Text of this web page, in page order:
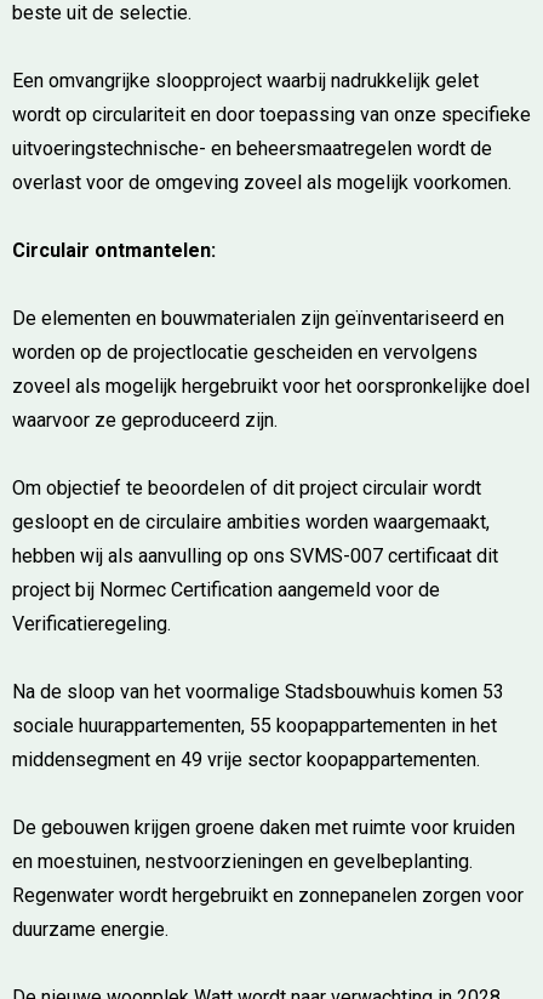
beste uit de selectie.
Een omvangrijke sloopproject waarbij nadrukkelijk gelet
wordt op circulariteit en door toepassing van onze specifieke
uitvoeringstechnische- en beheersmaatregelen wordt de
overlast voor de omgeving zoveel als mogelijk voorkomen.
Circulair ontmantelen:
De elementen en bouwmaterialen zijn geïnventariseerd en
worden op de projectlocatie gescheiden en vervolgens
zoveel als mogelijk hergebruikt voor het oorspronkelijke doel
waarvoor ze geproduceerd zijn.
Om objectief te beoordelen of dit project circulair wordt
gesloopt en de circulaire ambities worden waargemaakt,
hebben wij als aanvulling op ons SVMS-007 certificaat dit
project bij Normec Certification aangemeld voor de
Verificatieregeling.
Na de sloop van het voormalige Stadsbouwhuis komen 53
sociale huurappartementen, 55 koopappartementen in het
middensegment en 49 vrije sector koopappartementen.
De gebouwen krijgen groene daken met ruimte voor kruiden
en moestuinen, nestvoorzieningen en gevelbeplanting.
Regenwater wordt hergebruikt en zonnepanelen zorgen voor
duurzame energie.